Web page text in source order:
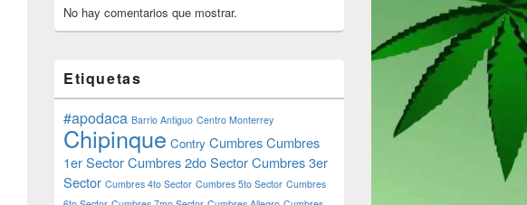
No hay comentarios que mostrar.
Etiquetas
#apodaca Barrio Antiguo Centro Monterrey
Chipinque Contry CumbresCumbres
1er SectorCumbres 2do SectorCumbres 3er
Sector Cumbres 4to Sector Cumbres 5to Sector Cumbres